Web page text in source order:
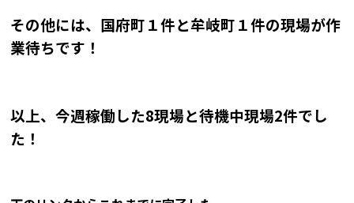
その他には、国府町１件と牟岐町１件の現場が作
業待ちです！
以上、今週稼働した8現場と待機中現場2件でし
た！